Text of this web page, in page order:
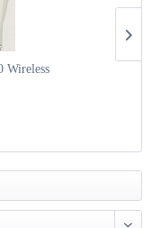
Wireless